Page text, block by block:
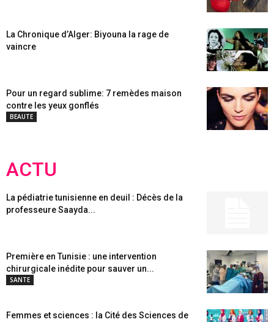
La Chronique d’Alger: Biyouna la rage de
vaincre
Pour un regard sublime: 7 remèdes maison
contre les yeux gonflés
BEAUTE
ACTU
La pédiatrie tunisienne en deuil : Décès de la
professeure Saayda...
Première en Tunisie : une intervention
chirurgicale inédite pour sauver un...
SANTE
Femmes et sciences : la Cité des Sciences de